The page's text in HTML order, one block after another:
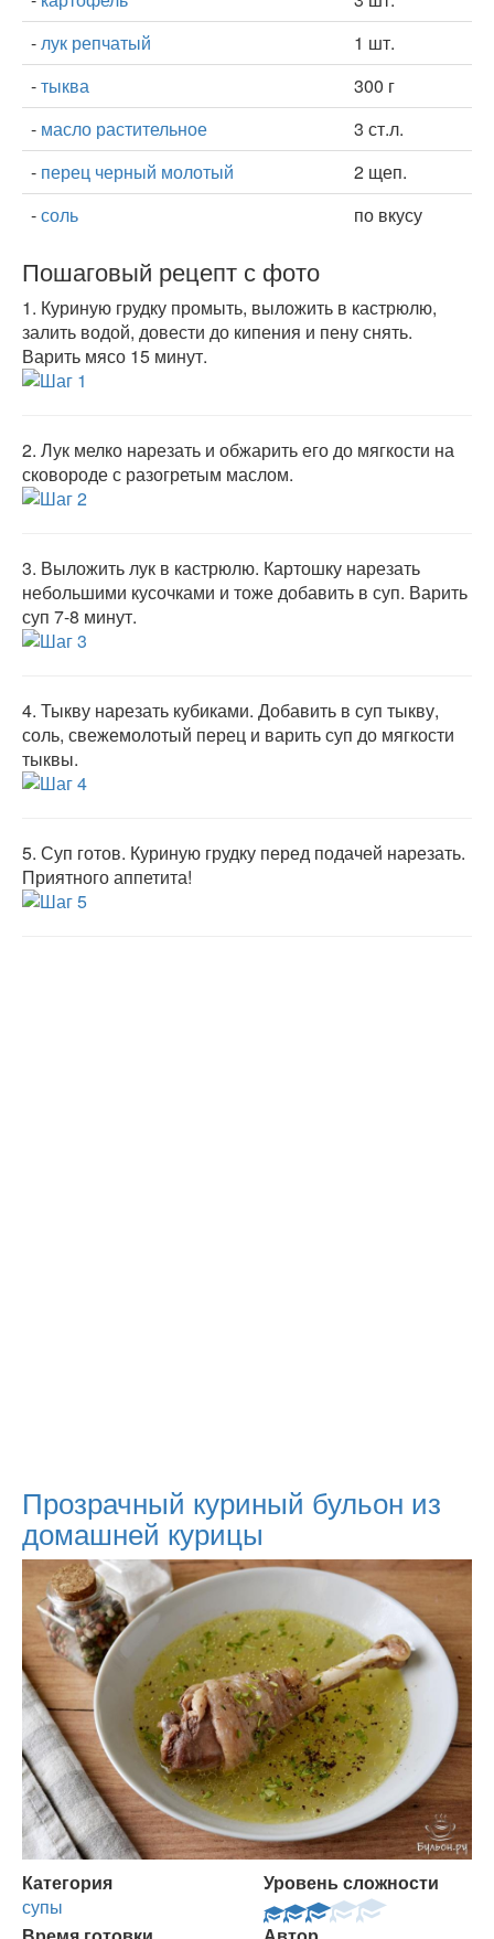
-лук репчатый
1 шт.
-тыква
300 г
- масло растительное
3 ст.л.
- перец черный молотый
2 щеп.
-соль по вкусу
Пошаговый рецепт с фото
1. Куриную грудку промыть, выложить в кастрюлю,
залить водой, довести до кипения и пену снять.
Варить мясо 15 минут.
2. Лук мелко нарезать и обжарить его до мягкости на
сковороде с разогретым маслом.
3. Выложить лук в кастрюлю. Картошку нарезать
небольшими кусочками и тоже добавить в суп. Варить
суп 7-8 минут.
4. Тыкву нарезать кубиками. Добавить в суп тыкву,
соль, свежемолотый перец и варить суп до мягкости
тыквы.
5. Суп готов. Куриную грудку перед подачей нарезать.
Приятного аппетита!
Прозрачный куриный бульон из
домашней курицы
Категория
супы
Уровень сложности